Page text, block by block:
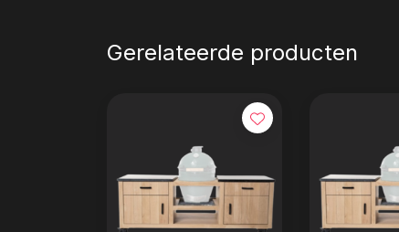
Gerelateerde producten